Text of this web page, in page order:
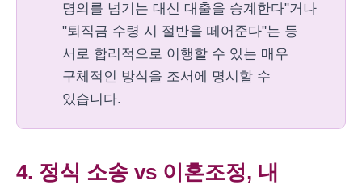
명의를 넘기는 대신 대출을 승계한다"거나
"퇴직금 수령 시 절반을 떼어준다"는 등
서로 합리적으로 이행할 수 있는 매우
구체적인 방식을 조서에 명시할 수
있습니다.
4. 정식 소송 vs 이혼조정, 내